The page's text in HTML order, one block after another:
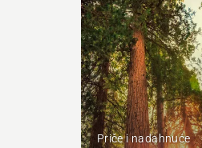
Priče i nadahnuće